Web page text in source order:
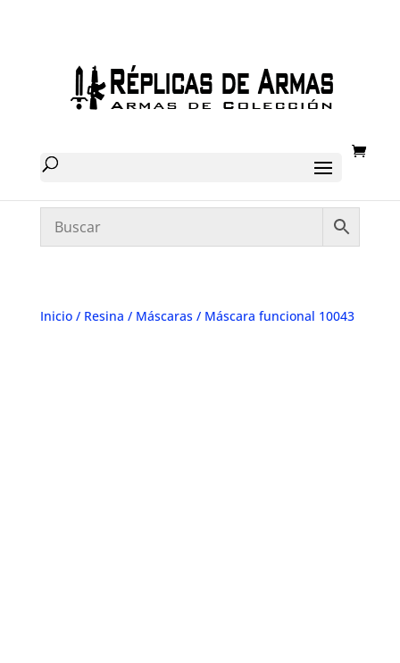
Inicio/ Resina / Máscaras/ Máscara funcional 10043